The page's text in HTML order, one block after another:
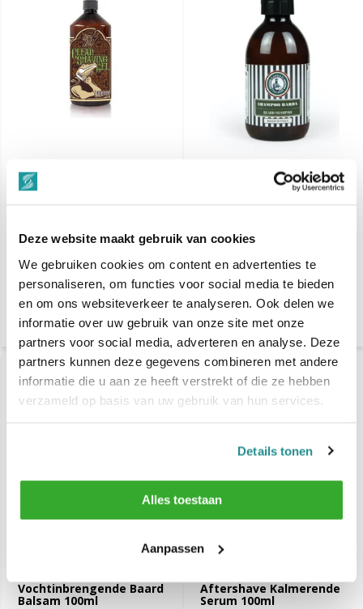
Deze website maakt gebruik van cookies
We gebruiken cookies om content en advertenties te
personaliseren, om functies voor social media te bieden
en om ons websiteverkeer te analyseren. Ook delen we
informatie over uw gebruik van onze site met onze
partners voor social media, adverteren en analyse. Deze
partners kunnen deze gegevens combineren met andere
informatie die u aan ze heeft verstrekt of die ze hebben
verzameld op basis van uw gebruik van hun services.
Details tonen
Alles toestaan
Aanpassen
Gel Fresh 1000ml
Voor 17.00 Besteld, Zaterdag
bezorgd
Vergelijk
Shampoo 250ml
Vergelijk
Niet op voorraad
Vochtinbrengende Baard
Balsam 100ml
-50%
SALE
Aftershave Kalmerende
Serum 100ml
SALE